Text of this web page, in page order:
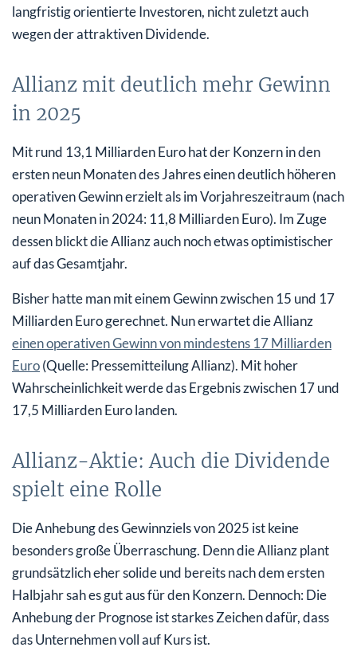
langfristig orientierte Investoren, nicht zuletzt auch
wegen der attraktiven Dividende.
Allianz mit deutlich mehr Gewinn
in 2025
Mit rund 13,1 Milliarden Euro hat der Konzern in den
ersten neun Monaten des Jahres einen deutlich höheren
operativen Gewinn erzielt als im Vorjahreszeitraum (nach
neun Monaten in 2024: 11,8 Milliarden Euro). Im Zuge
dessen blickt die Allianz auch noch etwas optimistischer
auf das Gesamtjahr.
Bisher hatte man mit einem Gewinn zwischen 15 und 17
Milliarden Euro gerechnet. Nun erwartet die Allianz
einen operativen Gewinn von mindestens 17 Milliarden
Euro(Quelle: Pressemitteilung Allianz). Mit hoher
Wahrscheinlichkeit werde das Ergebnis zwischen 17 und
17,5 Milliarden Euro landen.
Allianz-Aktie: Auch die Dividende
spielt eine Rolle
Die Anhebung des Gewinnziels von 2025 ist keine
besonders große Überraschung. Denn die Allianz plant
grundsätzlich eher solide und bereits nach dem ersten
Halbjahr sah es gut aus für den Konzern. Dennoch: Die
Anhebung der Prognose ist starkes Zeichen dafür, dass
das Unternehmen voll auf Kurs ist.